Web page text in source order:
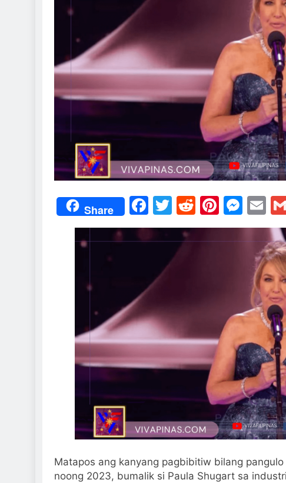
Share Facebook
Twitter
Reddit
Matapos ang kanyang pagbibitiw bilang
noong 2023, bumalik si Paula Shugart sa